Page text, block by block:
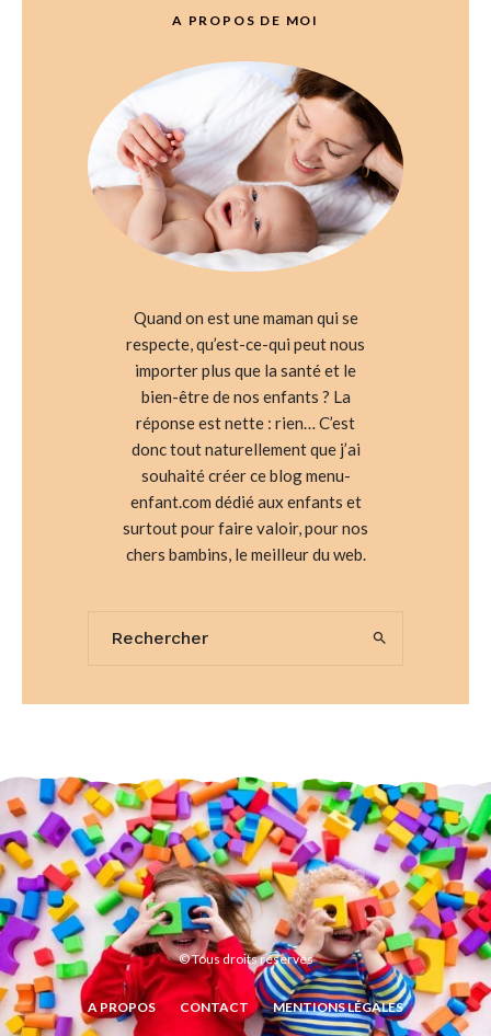
A PROPOS DE MOI
Quand on est une maman qui se
respecte, qu’est-ce-qui peut nous
importer plus que la santé et le
bien-être de nos enfants ? La
réponse est nette : rien… C’est
donc tout naturellement que j’ai
souhaité créer ce blog menu-
enfant.com dédié aux enfants et
surtout pour faire valoir, pour nos
chers bambins, le meilleur du web.
© Tous droits réservés
A PROPOS CONTACT MENTIONS LÉGALES